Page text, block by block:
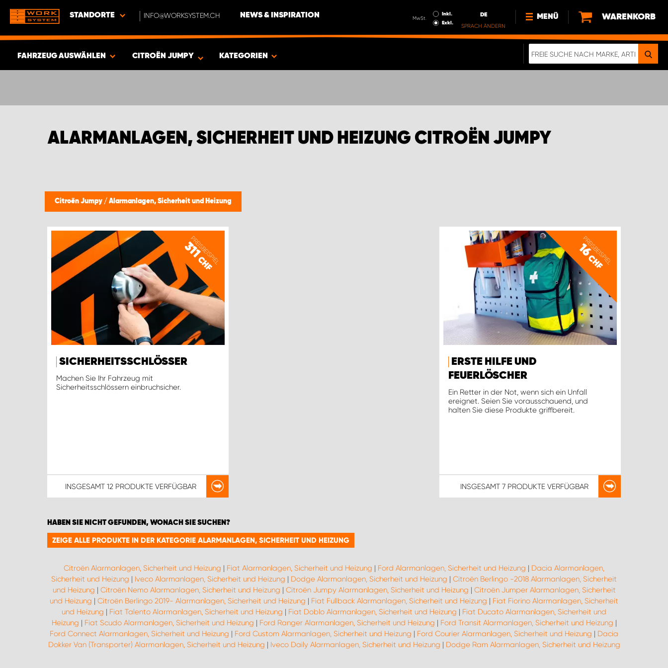
STANDORTE INFO@WORKSYSTEM.CH NEWS & INSPIRATION MwSt.
Inkl.
Exkl.
DE
SPRACH ÄNDERN
MENÜ
NEWS
ELEKTRO-FAHRZEUGE
WARENKORB
FAHRZEUG AUSWÄHLEN CITROËN JUMPY KATEGORIEN
ALARMANLAGEN, SICHERHEIT UND HEIZUNG CITROËN JUMPY
Citroën Jumpy / Alarmanlagen, Sicherheit und Heizung
PREISBEISPIEL
311
CHF
SICHERHEITSSCHLÖSSER
Machen Sie Ihr Fahrzeug mit
Sicherheitsschlössern einbruchsicher.
INSGESAMT 12 PRODUKTEVERFÜGBAR
PREISBEISPIEL
16
CHF
ERSTE HILFE UND
FEUERLÖSCHER
Ein Retter in der Not, wenn sich ein Unfall
ereignet. Seien Sie vorausschauend, und
halten Sie diese Produkte griffbereit.
INSGESAMT 7 PRODUKTE VERFÜGBAR
HABEN SIE NICHT GEFUNDEN, WONACH SIE SUCHEN?
ZEIGE ALLE PRODUKTE IN DER KATEGORIE ALARMANLAGEN, SICHERHEIT UND HEIZUNG
Citroën Alarmanlagen, Sicherheit und Heizung | Fiat Alarmanlagen, Sicherheit und Heizung | Ford Alarmanlagen, Sicherheit und Heizung | Dacia Alarmanlagen,
Sicherheit und Heizung | Iveco Alarmanlagen, Sicherheit und Heizung | Dodge Alarmanlagen, Sicherheit und Heizung | Citroën Berlingo -2018 Alarmanlagen, Sicherheit
und Heizung | Citroën Nemo Alarmanlagen, Sicherheit und Heizung | Citroën Jumpy Alarmanlagen, Sicherheit und Heizung | Citroën Jumper Alarmanlagen, Sicherheit
und Heizung | Citroën Berlingo 2019- Alarmanlagen, Sicherheit und Heizung | Fiat Fullback Alarmanlagen, Sicherheit und Heizung | Fiat Fiorino Alarmanlagen, Sicherheit
und Heizung | Fiat Talento Alarmanlagen, Sicherheit und Heizung | Fiat Doblo Alarmanlagen, Sicherheit und Heizung | Fiat Ducato Alarmanlagen, Sicherheit und
Heizung | Fiat Scudo Alarmanlagen, Sicherheit und Heizung | Ford Ranger Alarmanlagen, Sicherheit und Heizung | Ford Transit Alarmanlagen, Sicherheit und Heizung |
Ford Connect Alarmanlagen, Sicherheit und Heizung | Ford Custom Alarmanlagen, Sicherheit und Heizung | Ford Courier Alarmanlagen, Sicherheit und Heizung | Dacia
Dokker Van (Transporter) Alarmanlagen, Sicherheit und Heizung | Iveco Daily Alarmanlagen, Sicherheit und Heizung | Dodge Ram Alarmanlagen, Sicherheit und Heizung